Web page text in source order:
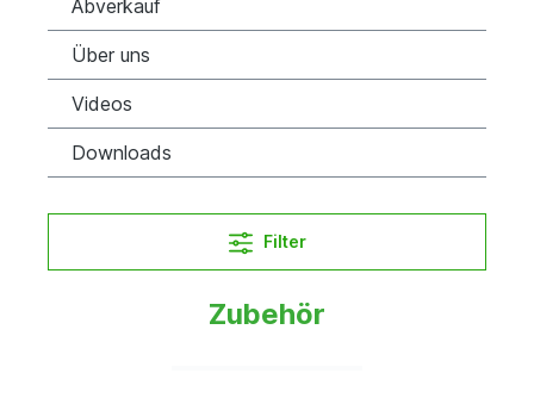
Abverkauf
Über uns
Videos
Downloads
Filter
Zubehör